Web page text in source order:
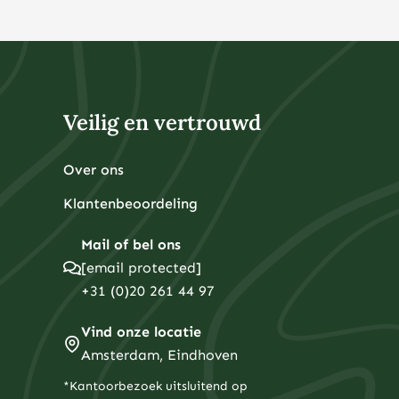
Veilig en vertrouwd
Over ons
Klantenbeoordeling
Mail of bel ons
[email protected]
+31 (0)20 261 44 97
Vind onze locatie
Amsterdam, Eindhoven
*Kantoorbezoek uitsluitend op